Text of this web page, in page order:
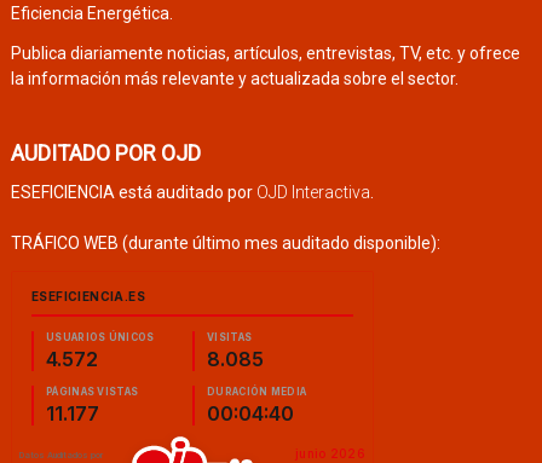
Eficiencia Energética.
Publica diariamente noticias, artículos, entrevistas, TV, etc. y ofrece
la información más relevante y actualizada sobre el sector.
AUDITADO POR OJD
ESEFICIENCIA está auditado por OJD Interactiva
TRÁFICO WEB (durante último mes auditado disponible):